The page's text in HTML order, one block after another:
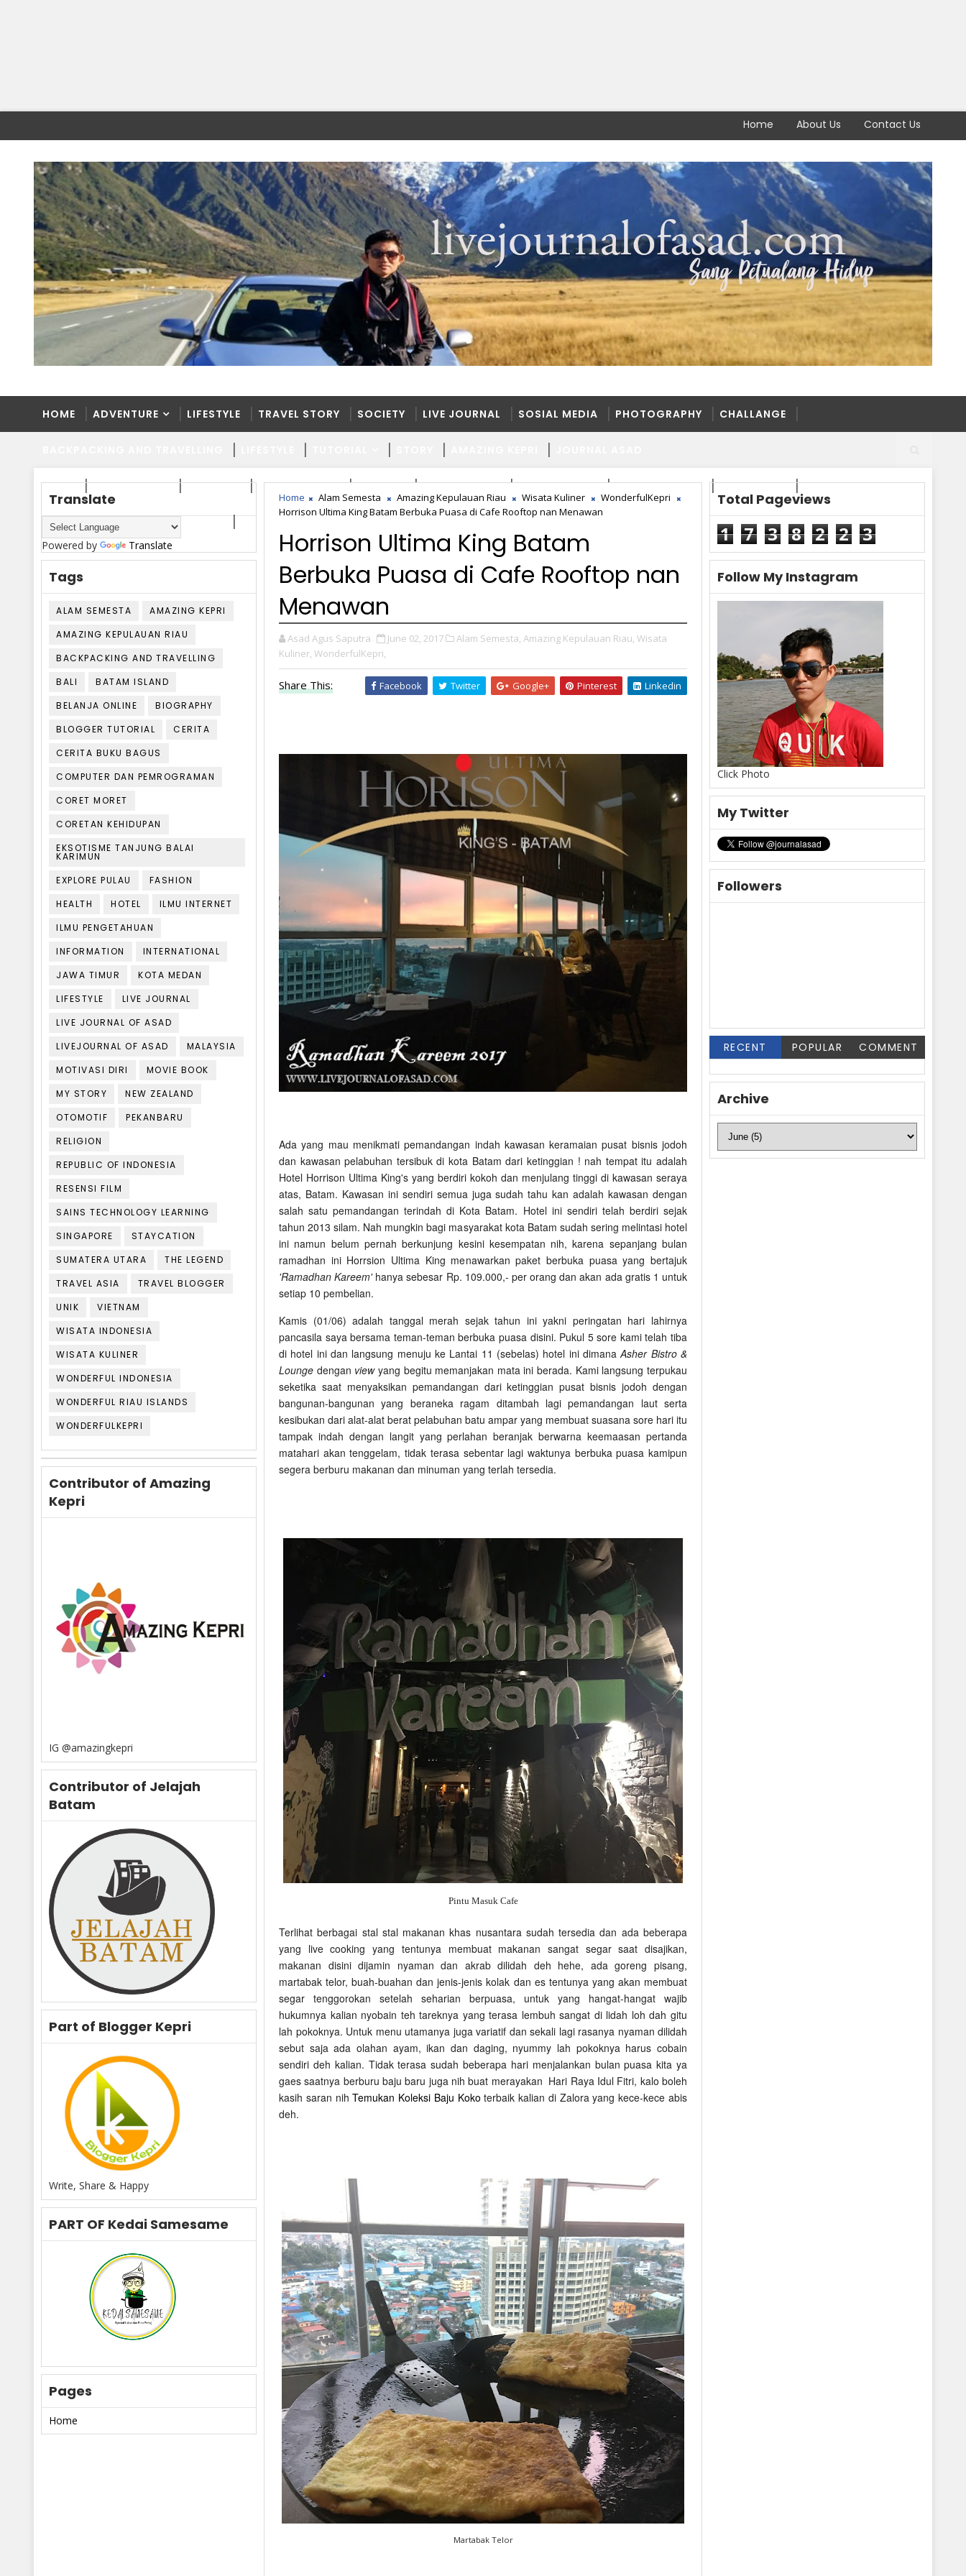
Home About Us Contact Us
HOME ADVENTURE LIFESTYLE TRAVEL STORY SOCIETY LIVE JOURNAL SOSIAL MEDIA PHOTOGRAPHY CHALLANGE
HOME ADVENTURE LIFESTYLE TRAVEL STORY SOCIETY LIVE JOURNAL SOSIAL MEDIA PHOTOGRAPHY CHALLANGE
BACKPACKING AND TRAVELLING TUTORIAL AMAZING KEPRI
Translate
Powered by Translate
Tags
ALAM SEMESTA
AMAZING KEPRI
AMAZING KEPULAUAN RIAU
BACKPACKING AND TRAVELLING
BALI
BATAM ISLAND
BELANJA ONLINE
BIOGRAPHY
BLOGGER TUTORIAL
CERITA
CERITA BUKU BAGUS
COMPUTER DAN PEMROGRAMAN
CORET MORET
CORETAN KEHIDUPAN
EKSOTISME TANJUNG BALAI
KARIMUN
EXPLORE PULAU
FASHION
HEALTH
HOTEL
ILMU INTERNET
ILMU PENGETAHUAN
INFORMATION
INTERNATIONAL
JAWA TIMUR
KOTA MEDAN
LIFESTYLE
LIVE JOURNAL
LIVE JOURNAL OF ASAD
LIVEJOURNAL OF ASAD
MALAYSIA
MOTIVASI DIRI
MOVIE BOOK
MY STORY
NEW ZEALAND
OTOMOTIF
PEKANBARU
RELIGION
REPUBLIC OF INDONESIA
RESENSI FILM
SAINS TECHNOLOGY LEARNING
SINGAPORE
STAYCATION
SUMATERA UTARA
THE LEGEND
TRAVEL ASIA
TRAVEL BLOGGER
UNIK
VIETNAM
WISATA INDONESIA
WISATA KULINER
WONDERFUL INDONESIA
WONDERFUL RIAU ISLANDS
WONDERFULKEPRI
Contributor of Amazing
Kepri
IG @amazingkepri
Contributor of Jelajah
Batam
Part of Blogger Kepri
Write, Share & Happy
PART OF Kedai Samesame
Pages
Home
Home Alam Semesta Amazing Kepulauan Riau Wisata Kuliner
WonderfulKepri
Horrison Ultima King Batam Berbuka Puasa di Cafe Rooftop nan Menawan
Horrison Ultima King Batam
Berbuka Puasa di Cafe Rooftop nan
Menawan
Asad Agus Saputra June 02, 2017 Alam Semesta, Amazing Kepulauan Riau, Wisata
Kuliner, WonderfulKepri,
Share This: Facebook Twitter Google+ Pinterest Linkedin
Ada yang mau menikmati pemandangan indah kawasan keramaian pusat bisnis jodoh
dan kawasan pelabuhan tersibuk di kota Batam dari ketinggian ! nah tempat itu adalah
Hotel Horrison Ultima King's yang berdiri kokoh dan menjulang tinggi di kawasan seraya
atas, Batam. Kawasan ini sendiri semua juga sudah tahu kan adalah kawasan dengan
salah satu pemandangan terindah di Kota Batam. Hotel ini sendiri telah berdiri sejak
tahun 2013 silam. Nah mungkin bagi masyarakat kota Batam sudah sering melintasi hotel
ini namun belum pernah berkunjung kesini kesempatan nih, karena sepanjang bulan
ramadhan ini Horrsion Ultima King menawarkan paket berbuka puasa yang bertajuk
'Ramadhan Kareem' hanya sebesar Rp. 109.000,- per orang dan akan ada gratis 1 untuk
setiap 10 pembelian.
Kamis (01/06) adalah tanggal merah sejak tahun ini yakni peringatan hari lahirnya
pancasila saya bersama teman-teman berbuka puasa disini. Pukul 5 sore kami telah tiba
di hotel ini dan langsung menuju ke Lantai 11 (sebelas) hotel ini dimanaAsher Bistro &
Lounge dengan viewyang begitu memanjakan mata ini berada. Kami langsung terpukau
seketika saat menyaksikan pemandangan dari ketinggian pusat bisnis jodoh dengan
bangunan-bangunan yang beraneka ragam ditambah lagi pemandangan laut serta
kesibukan dari alat-alat berat pelabuhan batu ampar yang membuat suasana sore hari itu
tampak indah dengan langit yang perlahan beranjak berwarna keemaasan pertanda
matahari akan tenggelam, tidak terasa sebentar lagi waktunya berbuka puasa kamipun
segera berburu makanan dan minuman yang terlah tersedia.
Pintu Masuk Cafe
Terlihat berbagai stal stal makanan khas nusantara sudah tersedia dan ada beberapa
yang live cooking yang tentunya membuat makanan sangat segar saat disajikan,
makanan disini dijamin nyaman dan akrab dilidah deh hehe, ada goreng pisang,
martabak telor, buah-buahan dan jenis-jenis kolak dan es tentunya yang akan membuat
segar tenggorokan setelah seharian berpuasa, untuk yang hangat-hangat wajib
hukumnya kalian nyobain teh tareknya yang terasa lembuh sangat di lidah loh dah gitu
lah pokoknya. Untuk menu utamanya juga variatif dan sekali lagi rasanya nyaman dilidah
sebut saja ada olahan ayam, ikan dan daging, nyummy lah pokoknya harus cobain
sendiri deh kalian. Tidak terasa sudah beberapa hari menjalankan bulan puasa kita ya
gaes saatnya berburu baju baru juga nih buat merayakan Hari Raya Idul Fitri, kalo boleh
kasih saran nihTemukan Koleksi Baju Koko terbaik kalian di Zalora yang kece-kece abis
deh.
Martabak Telor
Total Pageviews
1 7 3 8 2 2 3
Follow My Instagram
Click Photo
My Twitter
Followers
RECENT POPULAR COMMENT
Archive